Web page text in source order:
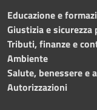
Educazione e
Giustizia e sicurezza
Tributi, finanze e
Ambiente
Salute, benessere e
Autorizzazioni